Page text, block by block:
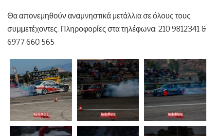
Θα απονεμηθούν αναμνηστικά μετάλλια σε όλους τους
συμμετέχοντες. Πληροφορίες στα τηλέφωνα: 210 9812341 &
6977 660 565